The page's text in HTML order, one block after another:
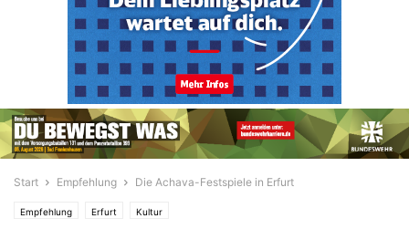
Start Empfehlung Die Achava-Festspiele in Erfurt
Empfehlung Erfurt Kultur